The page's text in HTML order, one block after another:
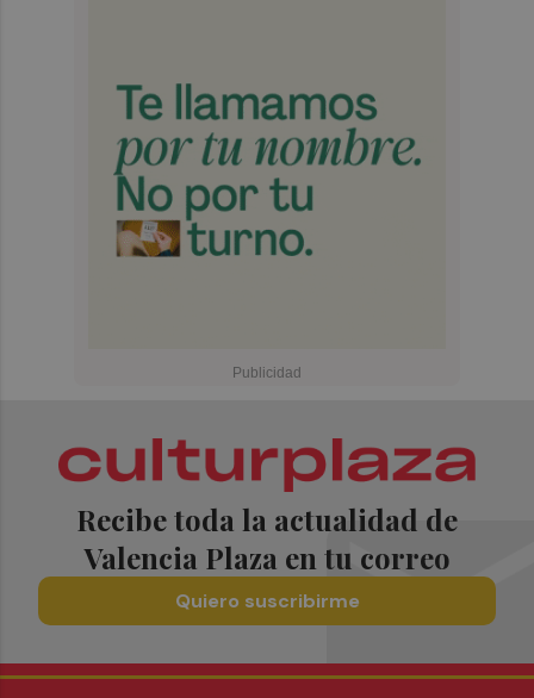
Recibe toda la actualidad de
Valencia Plaza en tu correo
Quiero suscribirme